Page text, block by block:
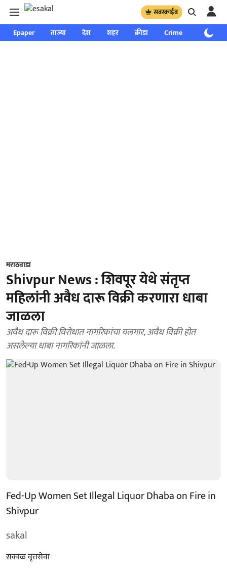
सबस्क्राईब
Epaper ताज्या देश शहर क्रीडा Crime साप्ताहिक
मराठवाडा
Shivpur News : शिवपूर येथे संतृप्त
महिलांनी अवैध दारू विक्री करणारा धाबा
जाळला
अवैध दारू विक्री विरोधात नागरिकांचा यलगार, अवैध विक्री होत
असलेल्या धाबा नागरिकांनी जाळला.
Fed-Up Women Set Illegal Liquor Dhaba on Fire in
Shivpur
sakal
सकाळ वृत्तसेवा